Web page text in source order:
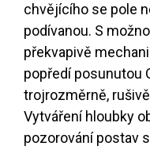
chvějícího se pole
podívanou. S
překvapivě
popředí posunutou
trojrozměrně,
Vytváření hloubky
pozorování postav